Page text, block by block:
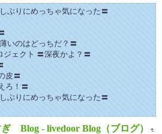
ぶりにめっちゃ気になった〓
いのはどっちだ？〓
ジェクト 〓深夜かよ？〓
皮〓
ろ！〓
ぶりにめっちゃ気になった〓
Blog - livedoor Blog（ブログ）